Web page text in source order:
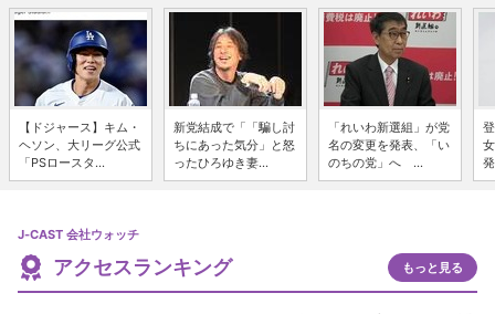
【ドジャース】キム・
ヘソン、大リーグ公式
「PSロースタ...
新党結成で「「騙し討
ちにあった気分」と怒
ったひろゆき妻...
「れいわ新選組」が党
名の変更を発表、「い
のちの党」へ ...
J-CAST 会社ウォッチ
アクセスランキング もっと見る